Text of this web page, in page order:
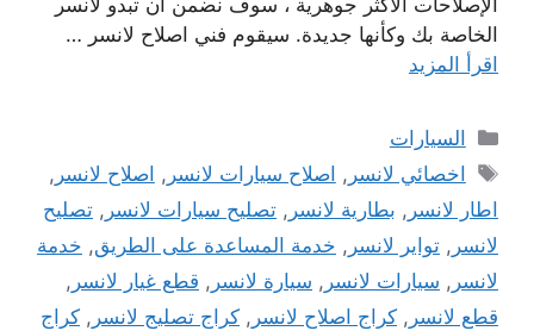
الإصلاحات الأكثر جوهرية ، سوف نضمن أن تبدو لانسر
الخاصة بك وكأنها جديدة. سيقوم فني اصلاح لانسر …
اقرأ المزيد
التصنيفات
السيارات
الوسوم
اخصائي لانسر , اصلاح سيارات لانسر , اصلاح لانسر ,
اطار لانسر , بطارية لانسر , تصليح سيارات لانسر , تصليح
لانسر , تواير لانسر , خدمة المساعدة على الطريق, خدمة
لانسر , سيارات لانسر , سيارة لانسر , قطع غيار لانسر ,
قطع لانسر , كراج اصلاح لانسر , كراج تصليج لانسر , كراج